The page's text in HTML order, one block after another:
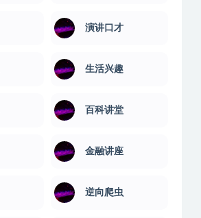
演讲口才
生活兴趣
百科讲堂
金融讲座
逆向爬虫